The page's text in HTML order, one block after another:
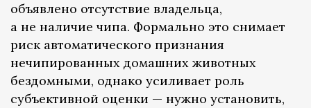
объявлено отсутствие владельца,
а не наличие чипа. Формально это снимает
риск автоматического признания
нечипированных домашних животных
бездомными, однако усиливает роль
субъективной оценки — нужно установить,